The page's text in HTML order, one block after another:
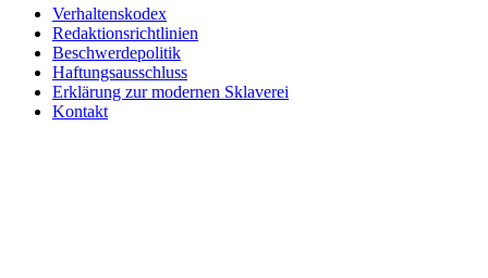
Verhaltenskodex
Redaktionsrichtlinien
Beschwerdepolitik
Haftungsausschluss
Erklärung zur modernen Sklaverei
Kontakt